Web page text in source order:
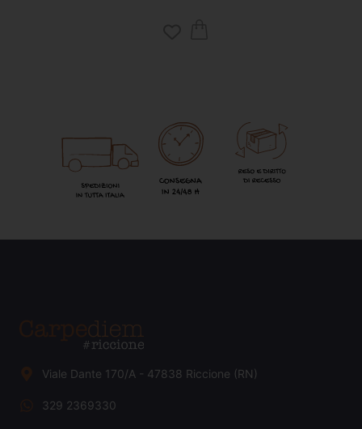
Viale Dante 170/A - 47838 Riccione (RN)
329 2369330